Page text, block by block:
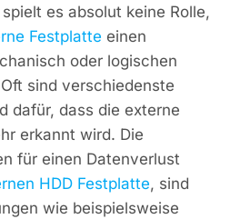
es absolut keine Rolle,
Festplatte einen
oder logischen
sind verschiedenste
dafür, dass die externe
erkannt wird. Die
für einen Datenverlust
HDD Festplatte, sind
wie beispielsweise